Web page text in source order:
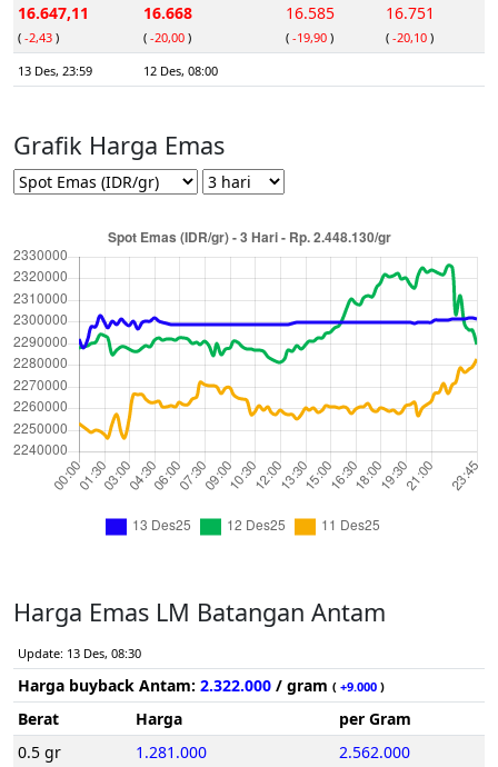
16.647,11
( -2,43 )
16.668
( -20,00 )
16.585
( -19,90 )
16.751
( -20,10 )
13 Des, 23:59
12 Des, 08:00
Grafik Harga Emas
Harga Emas LM Batangan Antam
Update: 13 Des, 08:30
Harga buyback Antam: 2.322.000 / gram ( +9.000 )
Berat Harga
per Gram
0.5 gr
1.281.000 2.562.000